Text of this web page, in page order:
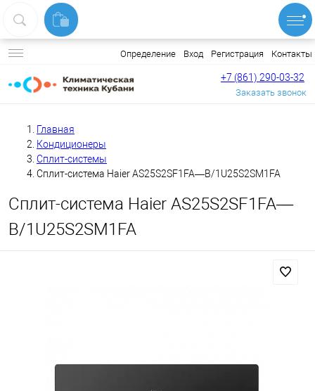
Определение Вход Регистрация Контакты
+7 (861) 290-03-32
Заказать звонок
Главная
Кондиционеры
Сплит-системы
Сплит-система Haier AS25S2SF1FA—B/1U25S2SM1FA
Сплит-система Haier AS25S2SF1FA—
B/1U25S2SM1FA